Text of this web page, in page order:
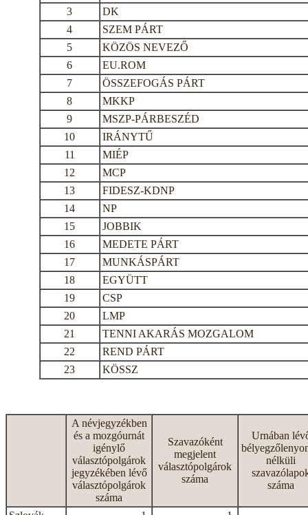
3
DK
4
SZEM PÁRT
5
KÖZÖS NEVEZŐ
6
EU.ROM
7
ÖSSZEFOGÁS PÁRT
8
MKKP
9
MSZP-PÁRBESZÉD
10
IRÁNYTŰ
11
MIÉP
12
MCP
13
FIDESZ-KDNP
14
NP
15
JOBBIK
16
MEDETE PÁRT
17
MUNKÁSPÁRT
18
EGYÜTT
19
CSP
20
LMP
21
TENNI AKARÁS MOZGALOM
22
REND PÁRT
23
KÖSSZ
A névjegyzékben
és a mozgóurnát
igénylő
választópolgárok
jegyzékében lévő
választópolgárok
száma
Szavazóként
megjelent
választópolgárok
száma
Urnában
nélküli
száma